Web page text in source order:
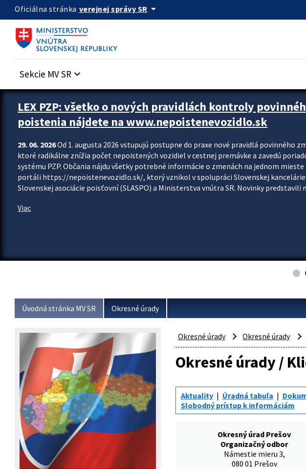
Preskocit na hlavný obsah
Oficiálna stránka verejnej správy SR arrow_drop_down
Sekcie MV SR keyboard_arrow_down
Zastavit automatický posun upútavok
LEX PZP: všetko o nových pravidlách kontroly
poistenia nájdete na www.nepoistenevozidlo.sk
29. 06. 2026Od 1. augusta 2026 vstupujú postupne do praxe nové pravidlá povinného
ktoré radikálne znížia počet nepoistených vozidiel v cestnej premávke a zavedú
systému PZP. Občania nájdu všetky potrebné informácie o zmenách na jednom
portáli https://nepoistenevozidlo.sk/, ktorý vznikol v spolupráci Slovenskej
Slovenskej asociácie poisťovní (SLASPO) a Ministerstva vnútra SR. Novinky predstavili
Viac
Úvodná stránka MV SR Okresné úrady
Okresné úrady Okresné úrady
Okresné úrady /
Aktuality Úradná tabuľa
Slobodný prístup k informáciám
Okresný úrad Prešov
Organizačný odbor
Námestie mieru 3,
080 01 Prešov